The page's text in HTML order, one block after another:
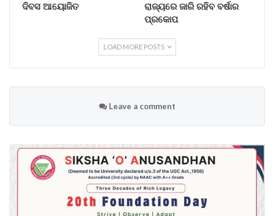
ଦିବସ ଆୟୋଜିତ
ରାଜ୍ୟରେ ଜାରି ରହିବ ବର୍ଷାର
ପ୍ରକୋପ
LOAD MORE POSTS
Leave a comment